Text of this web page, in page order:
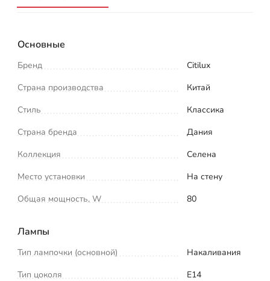
Основные
Бренд
Citilux
Страна производства
Китай
Стиль
Классика
Страна бренда
Дания
Коллекция
Селена
Место установки
На стену
Общая мощность, W
80
Лампы
Тип лампочки (основной)
Накаливания
Тип цоколя
E14